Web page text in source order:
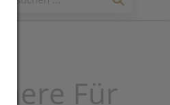
Für